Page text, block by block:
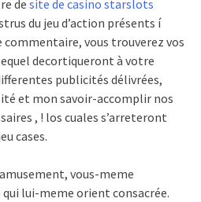
de site de casino starslots
du jeu d’action présents í
commentaire, vous trouverez vos
decortiqueront à votre
publicités délivrées,
et mon savoir-accomplir nos
, ! los cuales s’arreteront
cases.
vous-meme
lui-meme orient consacrée.